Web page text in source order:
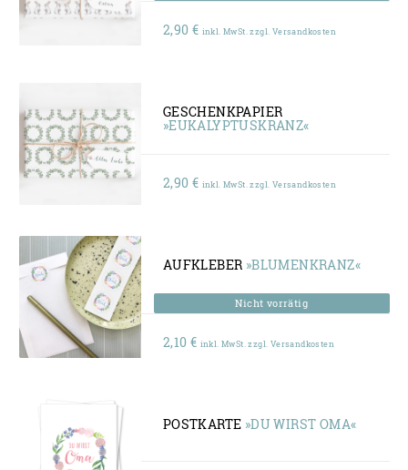
2,90 € inkl. MwSt. zzgl. Versandkosten
GESCHENKPAPIER
»EUKALYPTUSKRANZ«
2,90 € inkl. MwSt. zzgl. Versandkosten
AUFKLEBER »BLUMENKRANZ«
2,10 € inkl. MwSt. zzgl. Versandkosten
POSTKARTE »DU WIRST OMA«